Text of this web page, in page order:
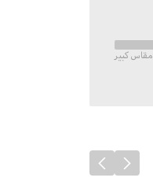
مقاس كبير